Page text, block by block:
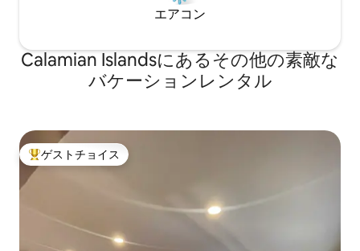
エアコン
Calamian Islandsにあるその他の素敵な
バケーションレンタル
大好評のゲストチョイスです。
ゲストチョイス